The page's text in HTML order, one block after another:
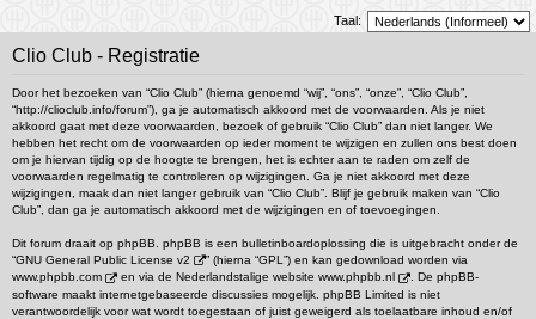
e
Taal:
Clio Club - Registratie
Door het bezoeken van “Clio Club” (hierna genoemd “wij”, “ons”, “onze”, “Clio Club”,
“http://clioclub.info/forum”), ga je automatisch akkoord met de voorwaarden. Als je niet
akkoord gaat met deze voorwaarden, bezoek of gebruik “Clio Club” dan niet langer. We
hebben het recht om de voorwaarden op ieder moment te wijzigen en zullen ons best doen
om je hiervan tijdig op de hoogte te brengen, het is echter aan te raden om zelf de
voorwaarden regelmatig te controleren op wijzigingen. Ga je niet akkoord met deze
wijzigingen, maak dan niet langer gebruik van “Clio Club”. Blijf je gebruik maken van “Clio
Club”, dan ga je automatisch akkoord met de wijzigingen en of toevoegingen.
Dit forum draait op phpBB. phpBB is een bulletinboardoplossing die is uitgebracht onder de
“GNU General Public License v2
” (hierna “GPL”) en kan gedownload worden via
www.phpbb.com
en via de Nederlandstalige website www.phpbb.nl
. De phpBB-
software maakt internetgebaseerde discussies mogelijk. phpBB Limited is niet
verantwoordelijk voor wat wordt toegestaan of juist geweigerd als toelaatbare inhoud en/of